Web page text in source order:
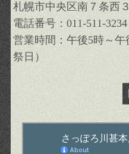
札幌市中央区南７条西
電話番号：011-511-3234
営業時間：午後5時～
祭日）